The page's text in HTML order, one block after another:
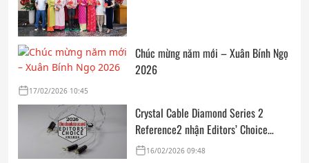
Chúc mừng năm mới – Xuân Bính Ngọ
2026
17/02/2026 10:45
Crystal Cable Diamond Series 2
Reference2 nhận Editors’ Choice
Award: Dedicated Audio 2026 từ The
16/02/2026 09:48